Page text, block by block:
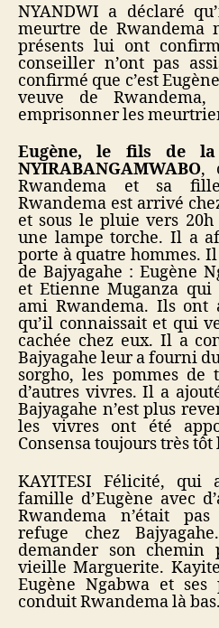
NYANDWI a déclaré
meurtre de Rwandema
présents lui ont
conseiller n’ont pas
confirmé que c’est
veuve de
emprisonner les
Eugène, le fils de
NYIRABANGAMWABO,
Rwandema et sa
Rwandema est arrivé
et sous le pluie vers
une lampe torche. Il a
porte à quatre hommes. Il
de Bajyagahe : Eugène
et Etienne Muganza qui
ami Rwandema. Ils ont
qu’il connaissait et qui
cachée chez eux. Il a
Bajyagahe leur a fourni
sorgho, les pommes de
d’autres vivres. Il a
Bajyagahe n’est plus
les vivres ont été
Consensa toujours très
KAYITESI Félicité,
famille d’Eugène avec
Rwandema n’était
refuge chez
demander son
vieille Marguerite.
Eugène Ngabwa et
conduit Rwandema là bas.